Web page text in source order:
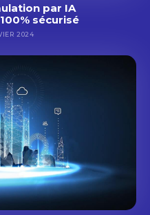
par IA
sécurisé
2024